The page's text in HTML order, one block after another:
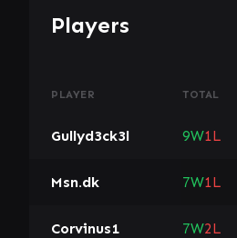
Players
PLAYER TOTAL
Gullyd3ck3l 9W1L
Msn.dk 7W1L
Corvinus1 7W2L